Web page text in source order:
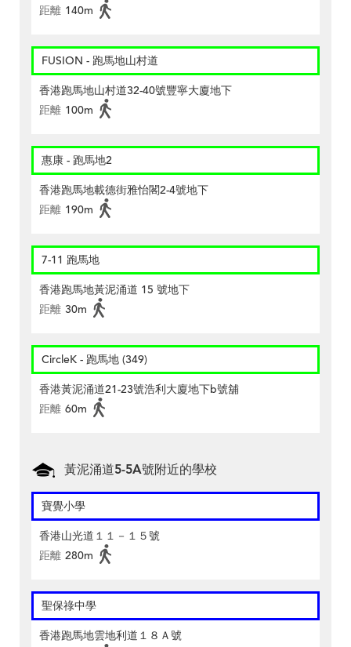
距離 140m
FUSION - 跑馬地山村道
香港跑馬地山村道32-40號豐寧大廈地下
距離 100m
惠康 - 跑馬地2
香港跑馬地載德街雅怡閣2-4號地下
距離 190m
7-11 跑馬地
香港跑馬地黃泥涌道 15 號地下
距離 30m
CircleK - 跑馬地 (349)
香港黃泥涌道21-23號浩利大廈地下b號舖
距離 60m
黃泥涌道5-5A號附近的學校
寶覺小學
香港山光道１１－１５號
距離 280m
聖保祿中學
香港跑馬地雲地利道１８Ａ號